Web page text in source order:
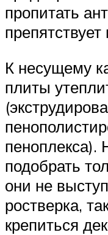
пропитать
К несущему
плиты
пеноплекса).
подобрать
они не
ростверка,
крепиться